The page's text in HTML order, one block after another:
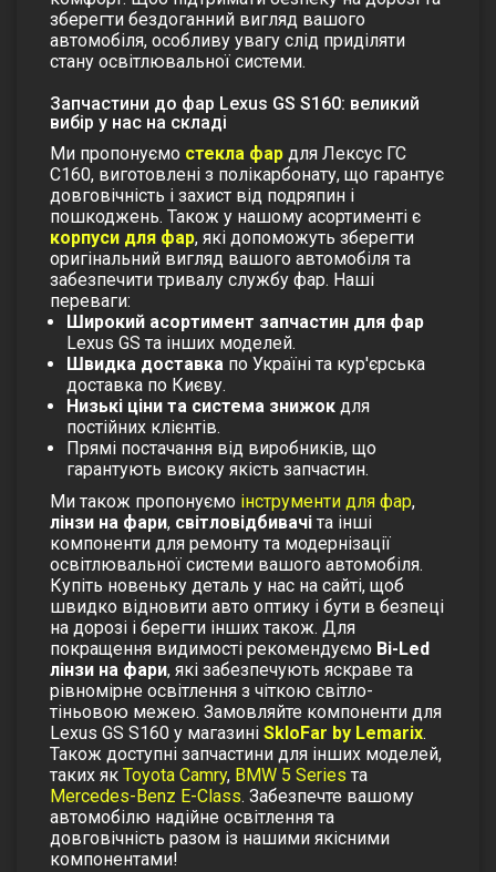
зберегти бездоганний вигляд вашого
автомобіля, особливу увагу слід приділяти
стану освітлювальної системи.
Запчастини до фар Lexus GS S160: великий
вибір у нас на складі
Ми пропонуємо стекла фар для Лексус ГС
С160, виготовлені з полікарбонату, що гарантує
довговічність і захист від подряпин і
пошкоджень. Також у нашому асортименті є
корпуси для фар, які допоможуть зберегти
оригінальний вигляд вашого автомобіля та
забезпечити тривалу службу фар. Наші
переваги:
Широкий асортимент запчастин для фар
Lexus GS та інших моделей.
Швидка доставка по Україні та кур'єрська
доставка по Києву.
Низькі ціни та система знижок для
постійних клієнтів.
Прямі постачання від виробників, що
гарантують високу якість запчастин.
Ми також пропонуємо інструменти для фар,
лінзи на фари, світловідбивачі та інші
компоненти для ремонту та модернізації
освітлювальної системи вашого автомобіля.
Купіть новеньку деталь у нас на сайті, щоб
швидко відновити авто оптику і бути в безпеці
на дорозі і берегти інших також. Для
покращення видимості рекомендуємо Bi-Led
лінзи на фари, які забезпечують яскраве та
рівномірне освітлення з чіткою світло-
тіньовою межею. Замовляйте компоненти для
Lexus GS S160 у магазині SkloFar by Lemarix.
Також доступні запчастини для інших моделей,
таких як Toyota Camry, BMW 5 Series та
Mercedes-Benz E-Class. Забезпечте вашому
автомобілю надійне освітлення та
довговічність разом із нашими якісними
компонентами!